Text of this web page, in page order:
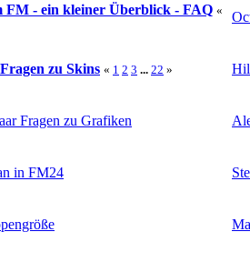
FM - ein kleiner Überblick - FAQ «
zu Skins « 1 2 3 ... 22 »
Fragen zu Grafiken
in FM24